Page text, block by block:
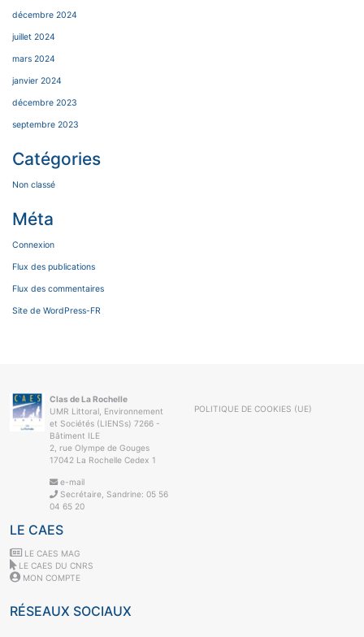
décembre 2024
juillet 2024
mars 2024
janvier 2024
décembre 2023
septembre 2023
Catégories
Non classé
Méta
Connexion
Flux des publications
Flux des commentaires
Site de WordPress-FR
Clas de La Rochelle
UMR Littoral, Environnement
et Sociétés (LIENSs) 7266 -
Bâtiment ILE
2, rue Olympe de Gouges
17042 La Rochelle Cedex 1
e-mail
Secrétaire, Sandrine: 05 56
04 65 20
POLITIQUE DE COOKIES (UE)
LE CAES
LE CAES MAG
LE CAES DU CNRS
MON COMPTE
RÉSEAUX SOCIAUX